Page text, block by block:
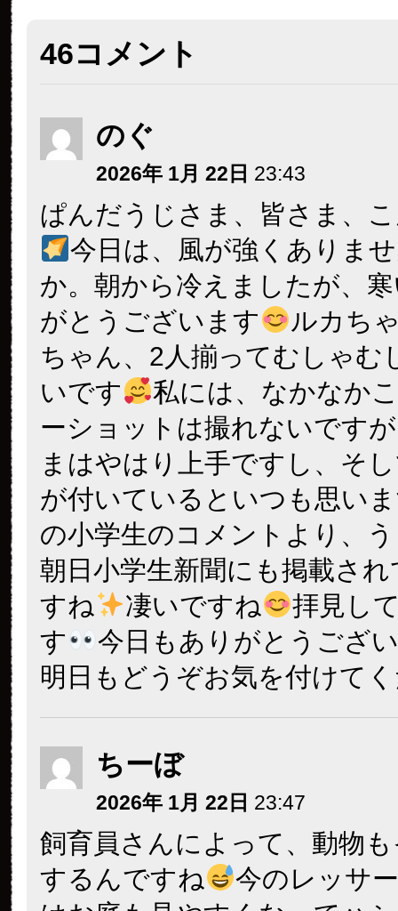
46コメント
のぐ
2026年 1月 22日 23:43
ぱんだうじさま、皆さま、
今日は、風が強くありま
か。朝から冷えましたが、
がとうございます
ルカち
ちゃん、2人揃ってむしゃむ
いです
私には、なかなか
ーショットは撮れないです
まはやはり上手ですし、そ
が付いているといつも思い
の小学生のコメントより、
朝日小学生新聞にも掲載さ
すね
凄いですね
拝見し
す
今日もありがとうござ
明日もどうぞお気を付けて
ちーぼ
2026年 1月 22日 23:47
飼育員さんによって、動物
するんですね
今のレッサ